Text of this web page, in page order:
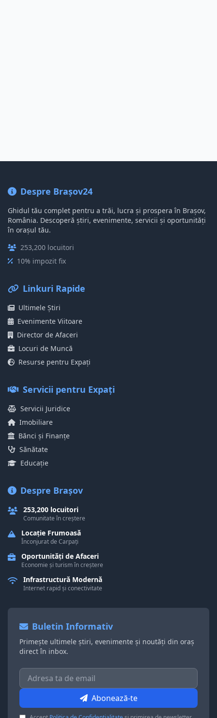
Despre Brașov24
Ghidul tău complet pentru a trăi, lucra și prospera în Brașov,
România. Descoperă știri, evenimente, servicii și oportunități
în orașul tău.
253,200 locuitori
10% impozit fix
Linkuri Rapide
Ultimele Știri
Evenimente Viitoare
Director de Afaceri
Locuri de Muncă
Resurse pentru Expați
Servicii pentru Expați
Servicii Juridice
Imobiliare
Bănci și Finanțe
Sănătate
Educație
Despre Brașov
253,200 locuitori
Comunitate în creștere
Locație Frumoasă
Înconjurat de Carpați
Oportunități de Afaceri
Economie și turism în creștere
Infrastructură Modernă
Internet rapid și conectivitate
Buletin Informativ
Primește ultimele știri, evenimente și noutăți din oraș
direct în inbox.
Abonează-te